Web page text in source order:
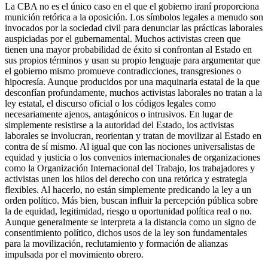
La CBA no es el único caso en el que el gobierno iraní proporciona
munición retórica a la oposición. Los símbolos legales a menudo son
invocados por la sociedad civil para denunciar las prácticas laborales
auspiciadas por el gubernamental. Muchos activistas creen que
tienen una mayor probabilidad de éxito si confrontan al Estado en
sus propios términos y usan su propio lenguaje para argumentar que
el gobierno mismo promueve contradicciones, transgresiones o
hipocresía. Aunque producidos por una maquinaria estatal de la que
desconfían profundamente, muchos activistas laborales no tratan a la
ley estatal, el discurso oficial o los códigos legales como
necesariamente ajenos, antagónicos o intrusivos. En lugar de
simplemente resistirse a la autoridad del Estado, los activistas
laborales se involucran, reorientan y tratan de movilizar al Estado en
contra de sí mismo. Al igual que con las nociones universalistas de
equidad y justicia o los convenios internacionales de organizaciones
como la Organización Internacional del Trabajo, los trabajadores y
activistas unen los hilos del derecho con una retórica y estrategia
flexibles. Al hacerlo, no están simplemente predicando la ley a un
orden político. Más bien, buscan influir la percepción pública sobre
la de equidad, legitimidad, riesgo u oportunidad política real o no.
Aunque generalmente se interpreta a la distancia como un signo de
consentimiento político, dichos usos de la ley son fundamentales
para la movilización, reclutamiento y formación de alianzas
impulsada por el movimiento obrero.